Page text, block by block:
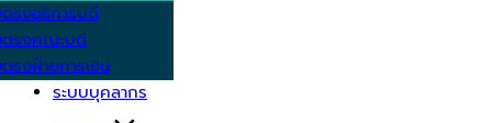
รงอธิการบดี
ตรงคณะบดี
รงฝ่ายการเงิน
ระบบบุคลากร